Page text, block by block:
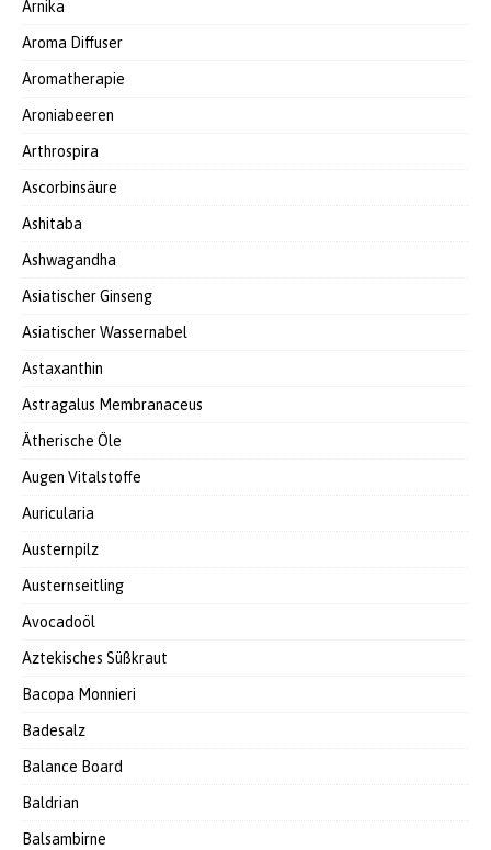
Arnika
Aroma Diffuser
Aromatherapie
Aroniabeeren
Arthrospira
Ascorbinsäure
Ashitaba
Ashwagandha
Asiatischer Ginseng
Asiatischer Wassernabel
Astaxanthin
Astragalus Membranaceus
Ätherische Öle
Augen Vitalstoffe
Auricularia
Austernpilz
Austernseitling
Avocadoöl
Aztekisches Süßkraut
Bacopa Monnieri
Badesalz
Balance Board
Baldrian
Balsambirne